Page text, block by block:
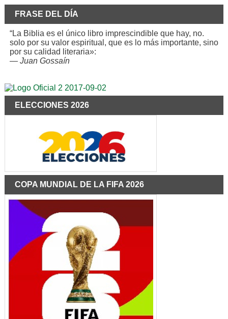
FRASE DEL DÍA
“La Biblia es el único libro imprescindible que hay, no.
solo por su valor espiritual, que es lo más importante, sino
por su calidad literaria»:
— Juan Gossaín
ELECCIONES 2026
COPA MUNDIAL DE LA FIFA 2026